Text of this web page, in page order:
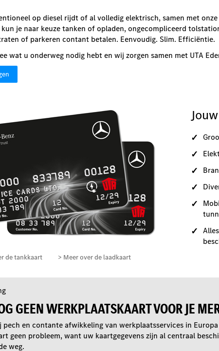
op diesel rijdt of al volledig elektrisch, samen met
je naar keuze tanken of opladen, ongecompliceerd
of parkeren contant betalen. Eenvoudig. Slim. Efficiëntie.
wat u onderweg nodig hebt en wij zorgen samen met UTA
de tankkaart > Meer over de laadkaart
GEEN WERKPLAATSKAART VOOR JE
pech en contante afwikkeling van werkplaatsservices in
geen probleem, want uw kaartgegevens zijn al centraal
weg.